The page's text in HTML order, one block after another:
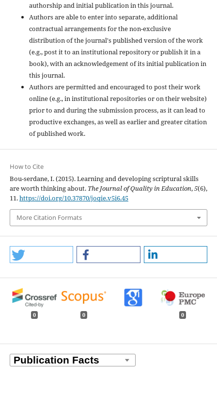
authorship and initial publication in this journal.
Authors are able to enter into separate, additional
contractual arrangements for the non-exclusive
distribution of the journal's published version of the work
(e.g., post it to an institutional repository or publish it in a
book), with an acknowledgement of its initial publication in
this journal.
Authors are permitted and encouraged to post their work
online (e.g., in institutional repositories or on their website)
prior to and during the submission process, as it can lead to
productive exchanges, as well as earlier and greater citation
of published work.
How to Cite
Bou-serdane, I. (2015). Learning and developing scriptural skills
are worth thinking about. The Journal of Quality in Education,5(6),
11.https://doi.org/10.37870/joqie.v5i6.45
More Citation Formats
0 0 0